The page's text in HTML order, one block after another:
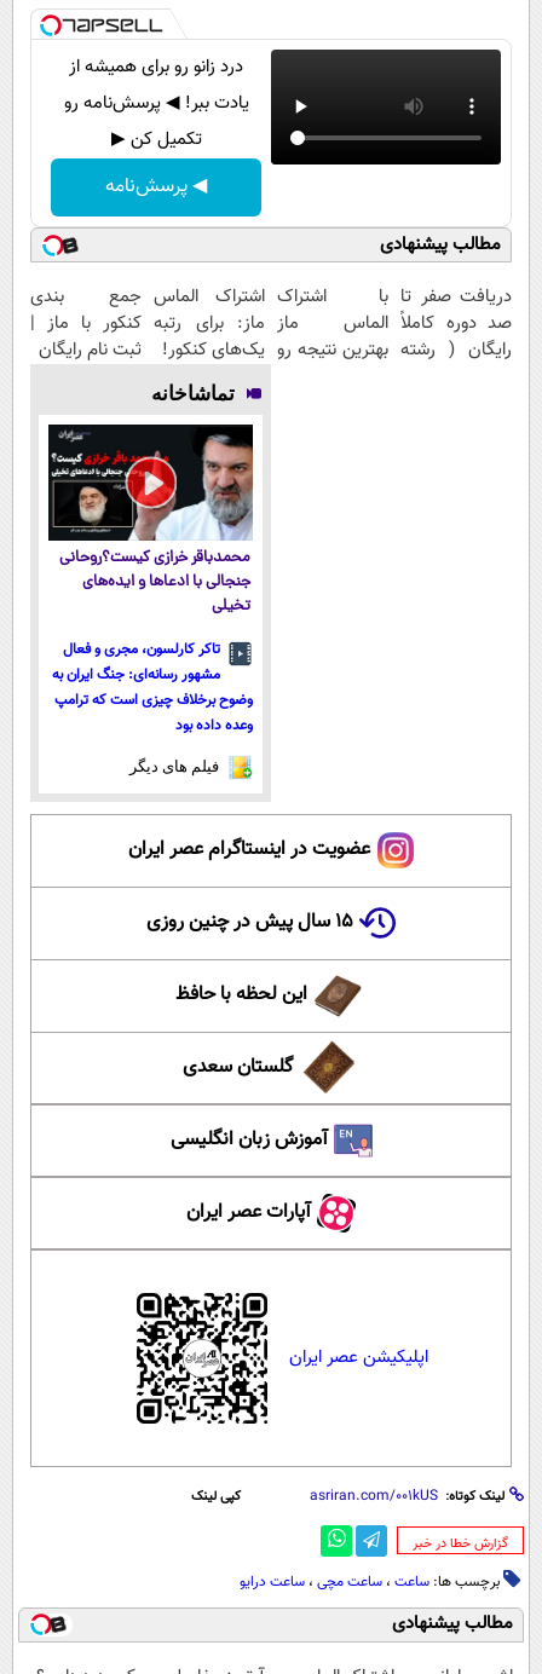
درد زانو رو برای همیشه از
یادت ببر! ◀ پرسش‌نامه رو
تکمیل کن ▶
◀ پرسش‌نامه
مطالب پیشنهادی
دریافت صفر تا
صد دوره کاملاً
رایگان ( رشته
با اشتراک
الماس ماز
بهترین نتیجه رو
اشتراک الماس
ماز: برای رتبه
یک‌های کنکور!
جمع بندی
کنکور با ماز |
ثبت نام رایگان
تماشاخانه
محمدباقر خرازی کیست؟روحانی
جنجالی با ادعاها و ایده‌های
تخیلی
تاکر کارلسون، مجری و فعال
مشهور رسانه‌ای: جنگ ایران به
وضوح برخلاف چیزی است که ترامپ
وعده داده بود
فیلم های دیگر
عضویت در اینستاگرام عصر ایران
۱۵ سال پیش در چنین روزی
این لحظه با حافظ
گلستان سعدی
آموزش زبان انگلیسی
آپارات عصر ایران
اپلیکیشن عصر ایران
لینک کوتاه: کپی لینک
‌گزارش خطا در خبر
برچسب ها: ساعت ، ساعت مچی ، ساعت درایو
مطالب پیشنهادی